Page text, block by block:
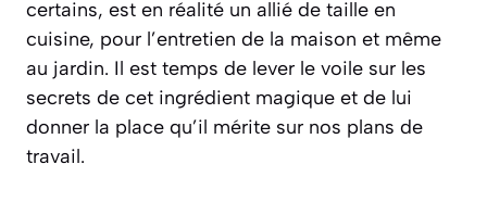
certains, est en réalité un allié de taille en
cuisine, pour l’entretien de la maison et même
au jardin. Il est temps de lever le voile sur les
secrets de cet ingrédient magique et de lui
donner la place qu’il mérite sur nos plans de
travail.